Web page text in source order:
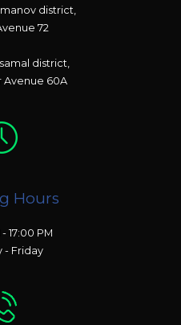
district,
72
district,
Avenue 60A
Hours
17:00 PM
- Friday